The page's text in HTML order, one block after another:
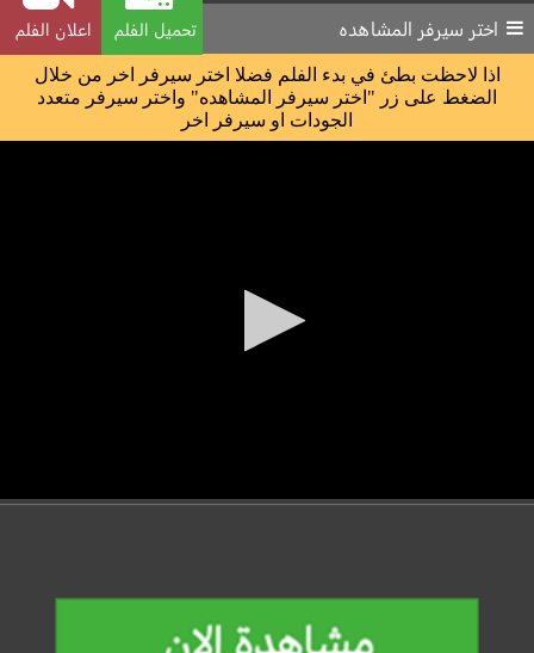
تحميل الفلم اعلان الفلم اختر سيرفر المشاهده
اذا لاحظت بطئ في بدء الفلم فضلا اختر سيرفر اخر من خلال
الضغط على زر "اختر سيرفر المشاهده" واختر سيرفر متعدد
الجودات او سيرفر اخر